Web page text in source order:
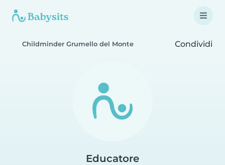
Childminder Grumello del Monte Condividi
Educatore